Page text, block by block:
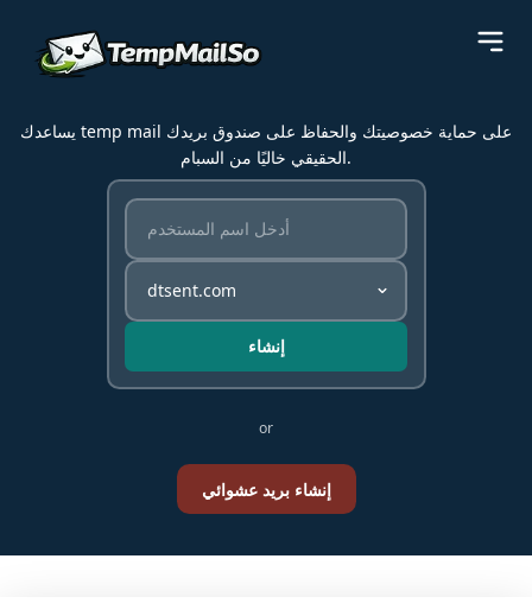
يساعدك temp mail على حماية خصوصيتك والحفاظ على صندوق بريدك
الحقيقي خاليًا من السبام.
إنشاء
or
إنشاء بريد عشوائي